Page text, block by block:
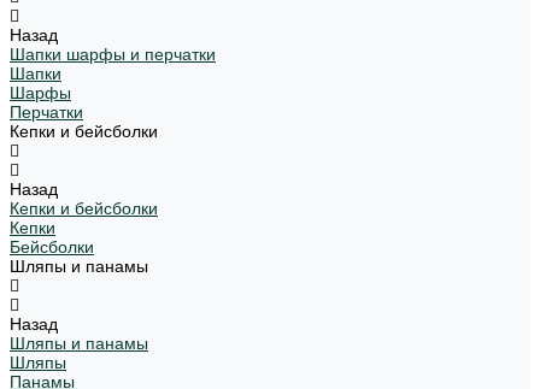
Назад
Шапки шарфы и перчатки
Шапки
Шарфы
Перчатки
Кепки и бейсболки
Назад
Кепки и бейсболки
Кепки
Бейсболки
Шляпы и панамы
Назад
Шляпы и панамы
Шляпы
Панамы